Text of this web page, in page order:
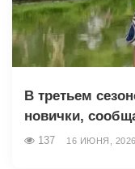
В третьем
новички,
137 16 ИЮНЯ,